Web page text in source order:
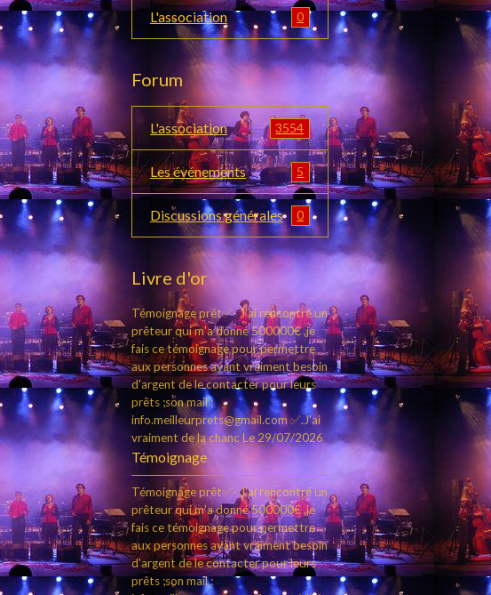
L'association 0
Forum
L'association 3554
Les événements 5
Discussions générales 0
Livre d'or
Témoignage prêt✅- J'ai rencontré un
prêteur qui m'a donné 500000€ ,je
fais ce témoignage pour permettre
aux personnes ayant vraiment besoin
d'argent de le contacter pour leurs
prêts ;son mail :
info.meilleurprets@gmail.com ✅.J'ai
vraiment de la chancLe 29/07/2026
Témoignage
Témoignage prêt✅- J'ai rencontré un
prêteur qui m'a donné 500000€ ,je
fais ce témoignage pour permettre
aux personnes ayant vraiment besoin
d'argent de le contacter pour leurs
prêts ;son mail :